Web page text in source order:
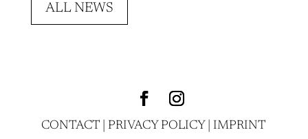
ALL NEWS
CONTACT |PRIVACY POLICY |IMPRINT